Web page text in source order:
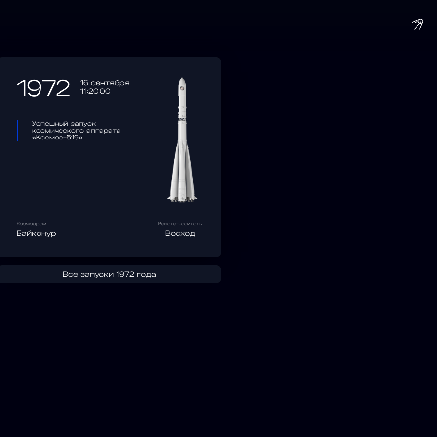
1972
16 сентября
11:20:00
Успешный запуск
космического аппарата
«Космос-519»
Космодром
Байконур
Ракета-носитель
Восход
Все запуски 1972 года